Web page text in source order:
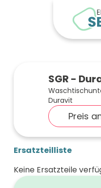
SGR -
Duravit
Preis
Ersatzteilliste
Keine Ersatzteile